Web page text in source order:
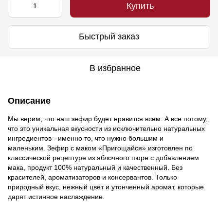
Купить
Быстрый заказ
В избранное
Описание
Мы верим, что наш зефир будет нравится всем. А все потому,
что это уникальная вкусности из исключительно натуральных
ингредиентов - именно то, что нужно большим и
маленьким. Зефир с маком «Пригощайся» изготовлен по
классической рецептуре из яблочного пюре с добавлением
мака, продукт 100% натуральный и качественный. Без
красителей, ароматизаторов и консервантов. Только
природный вкус, нежный цвет и утонченный аромат, которые
дарят истинное наслаждение.